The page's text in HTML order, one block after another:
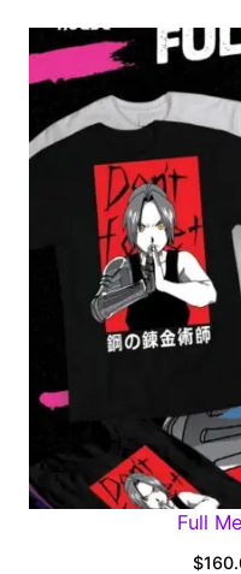
Full
$